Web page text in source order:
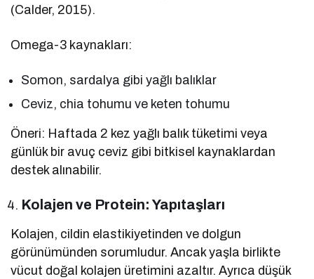
(Calder, 2015).
Omega-3 kaynakları:
Somon, sardalya gibi yağlı balıklar
Ceviz, chia tohumu ve keten tohumu
Öneri: Haftada 2 kez yağlı balık tüketimi veya
günlük bir avuç ceviz gibi bitkisel kaynaklardan
destek alınabilir.
Kolajen ve Protein: Yapıtaşları
Kolajen, cildin elastikiyetinden ve dolgun
görünümünden sorumludur. Ancak yaşla birlikte
vücut doğal kolajen üretimini azaltır. Ayrıca düşük